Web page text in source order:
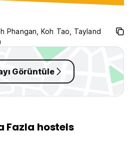
Phangan, Koh Tao, Tayland
Görüntüle
Fazla hostels